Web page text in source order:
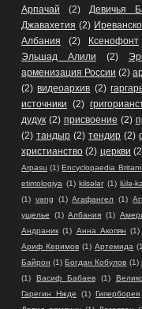
Арпачай
(2) Девичья
Джавахетия (2)
Албания
(2) Ксенофонт
Эльшад Алили
(2)
арменизация России (2)
(2) видеоархив (2)
источники
(2)
дудук (2) присвоение (2)
(2) тандыр (2) тендир (2)
христианство (2) церкви
Arpasu (1) Encyclopaedia
etimologiya (1) kilsələr (1) lülə-
(1) vəng (1) Агафангел (1)
ущелье
(1) Албания (1)
Андраник (1) Анна Акопян (1)
Ариф Керимов (1) Артемида
Байрон (1) Богдан Кобулов (1)
(1)
Васиф Бабаев (1)
Гарегин Нжде
(1) Гиперборея